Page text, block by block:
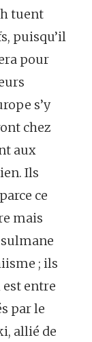
tuent
puisqu’il
pour
s’y
chez
aux
Ils
ce
mais
; ils
entre
par le
allié de